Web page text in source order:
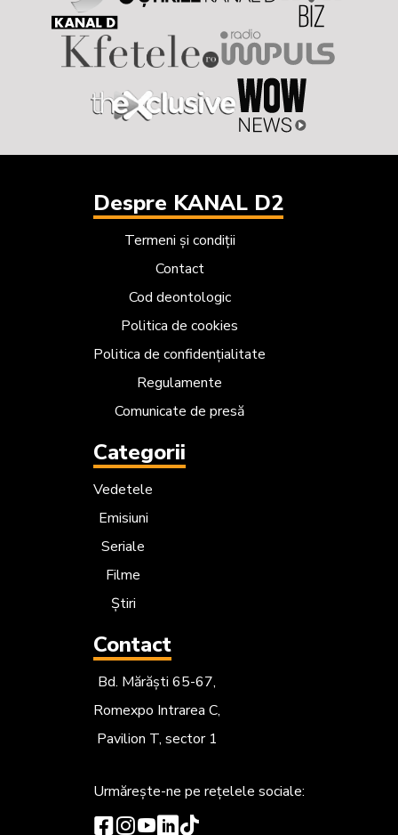
Despre KANAL D2
Termeni și condiții
Contact
Cod deontologic
Politica de cookies
Politica de confidențialitate
Regulamente
Comunicate de presă
Categorii
Vedetele
Emisiuni
Seriale
Filme
Știri
Contact
Bd. Mărăști 65-67,
Romexpo Intrarea C,
Pavilion T, sector 1
Urmărește-ne pe rețelele sociale: